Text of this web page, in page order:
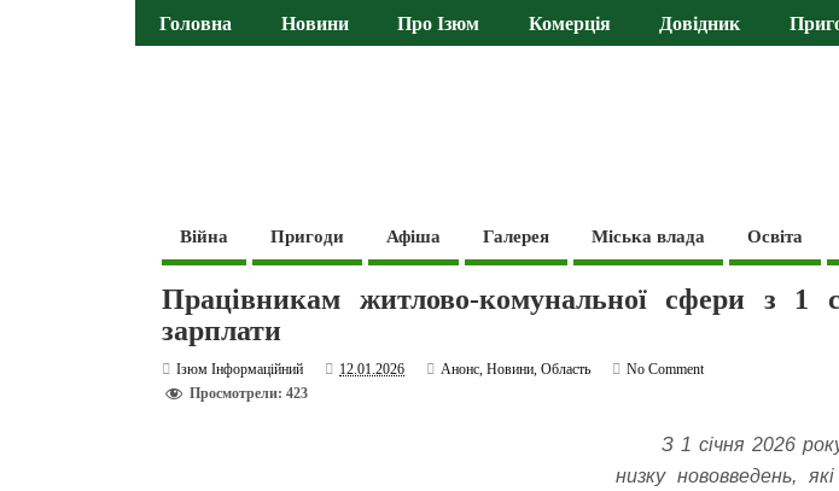
Головна Новини Про Ізюм Комерція Довідник
Війна Пригоди Афіша Галерея Міська влада Освіта
Працівникам житлово-комунальної сфери з 1
зарплати
Ізюм Інформаційний 12.01.2026 Анонс,Новини,Область
No Comment
Просмотрели: 423
З 1 січня 2026
низку нововведень,